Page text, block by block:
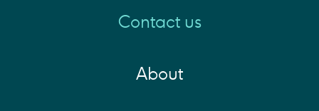
Contact us
About